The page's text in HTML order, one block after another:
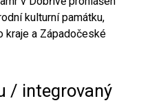
kulturní památku,
kraje a Západočeské
/ integrovaný